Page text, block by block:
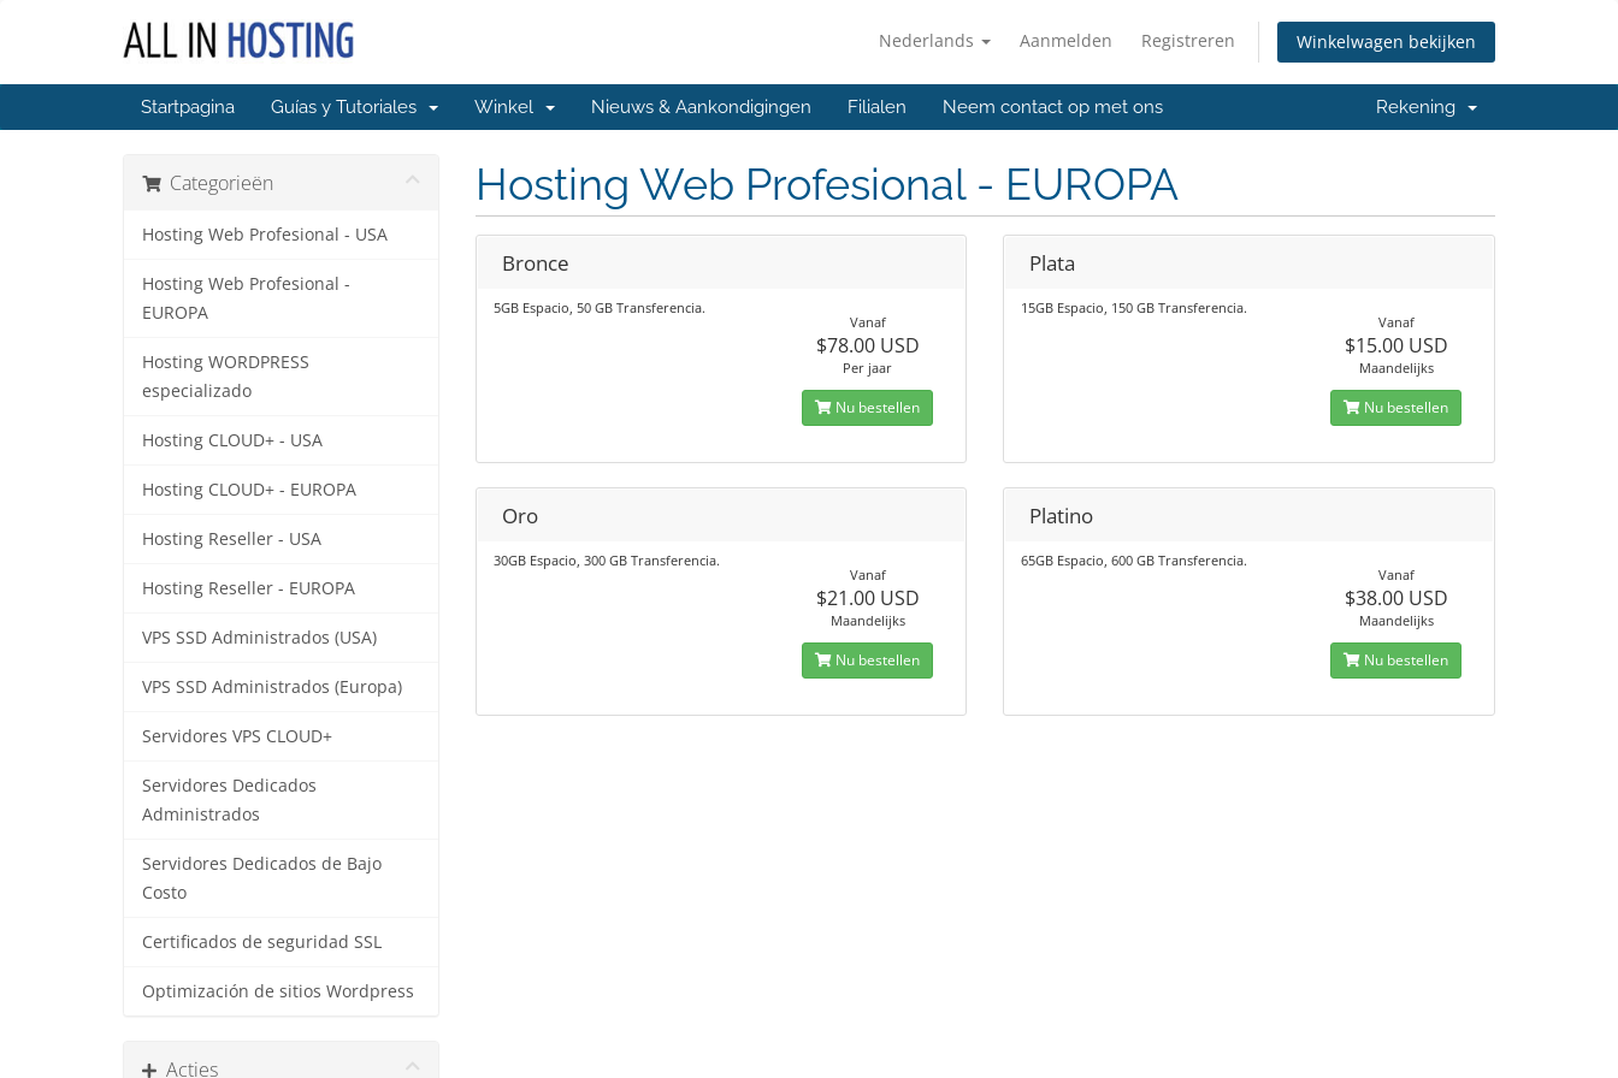
Nederlands Aanmelden Registreren Winkelwagen bekijken
Startpagina Guías y Tutoriales Winkel Nieuws & Aankondigingen Filialen Neem contact op met ons Rekening
Categorieën
Hosting Web Profesional - USA
Hosting Web Profesional -
EUROPA
Hosting WORDPRESS
especializado
Hosting CLOUD+ - USA
Hosting CLOUD+ - EUROPA
Hosting Reseller - USA
Hosting Reseller - EUROPA
VPS SSD Administrados (USA)
VPS SSD Administrados (Europa)
Servidores VPS CLOUD+
Servidores Dedicados
Administrados
Servidores Dedicados de Bajo
Costo
Certificados de seguridad SSL
Optimización de sitios Wordpress
Acties
Hosting Web Profesional - EUROPA
Bronce
5GB Espacio, 50 GB Transferencia.
Vanaf
$78.00 USD
Per jaar
Nu bestellen
Plata
15GB Espacio, 150 GB Transferencia.
Vanaf
$15.00 USD
Maandelijks
Nu bestellen
Oro
30GB Espacio, 300 GB Transferencia.
Vanaf
$21.00 USD
Maandelijks
Nu bestellen
Platino
65GB Espacio, 600 GB Transferencia.
Vanaf
$38.00 USD
Maandelijks
Nu bestellen